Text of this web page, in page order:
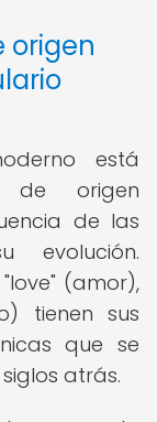
origen
está
de origen
de las
evolución.
(amor),
tienen sus
que se
atrás.